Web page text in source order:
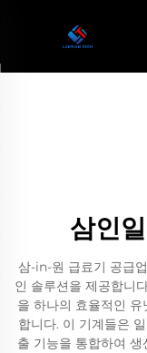
삼인
삼-in-원 급료기 공급
인 솔루션을 제공합니
을 하나의 효율적인
합니다. 이 기계들은
출 기능을 통합하여